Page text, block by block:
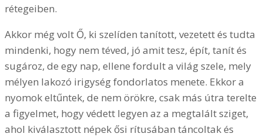
rétegeiben.
Akkor még volt Ő, ki szelíden tanított, vezetett és tudta
mindenki, hogy nem téved, jó amit tesz, épít, tanít és
sugároz, de egy nap, ellene fordult a világ szele, mely
mélyen lakozó irigység fondorlatos menete. Ekkor a
nyomok eltűntek, de nem örökre, csak más útra terelte
a figyelmet, hogy védett legyen az a megtalált sziget,
ahol kiválasztott népek ősi rítusában táncoltak és